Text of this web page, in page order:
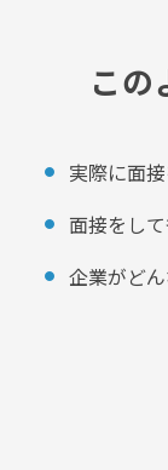
こ
実際に面
面接をし
企業がど